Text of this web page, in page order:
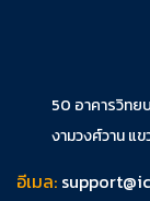
50 อาคารวิทย
งามวงศ์วาน แ
อีเมล: